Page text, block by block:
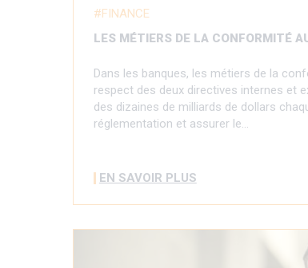
FINANCE
LES MÉTIERS DE LA CONFORMITÉ
Dans les banques, les métiers de la
respect des deux directives internes et
des dizaines de milliards de dollars
réglementation et assurer le…
EN SAVOIR PLUS